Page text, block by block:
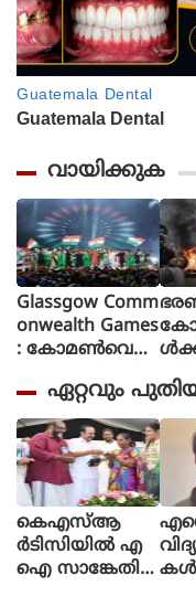
വായിക്കുക
Glassgow Comm
onwealth Games
: കോമൺവെൽ
ഗ്ലാസ്ഗോയിൽ
കൊടിയിറങ്ങി,
മെഡൽ നേട്ട
ത്തിൽ ഇന്ത്യ
നാലാമത്
ഏറ്റവും
കെഎസ്ആ
ര്‍ടിസിയില്‍ എ
ഐ സാങ്കേതിക